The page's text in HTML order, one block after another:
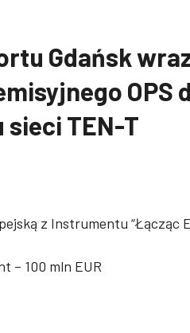
Gdańsk
OPS
TEN-T
z Instrumentu “Łącząc
– 100 mln EUR